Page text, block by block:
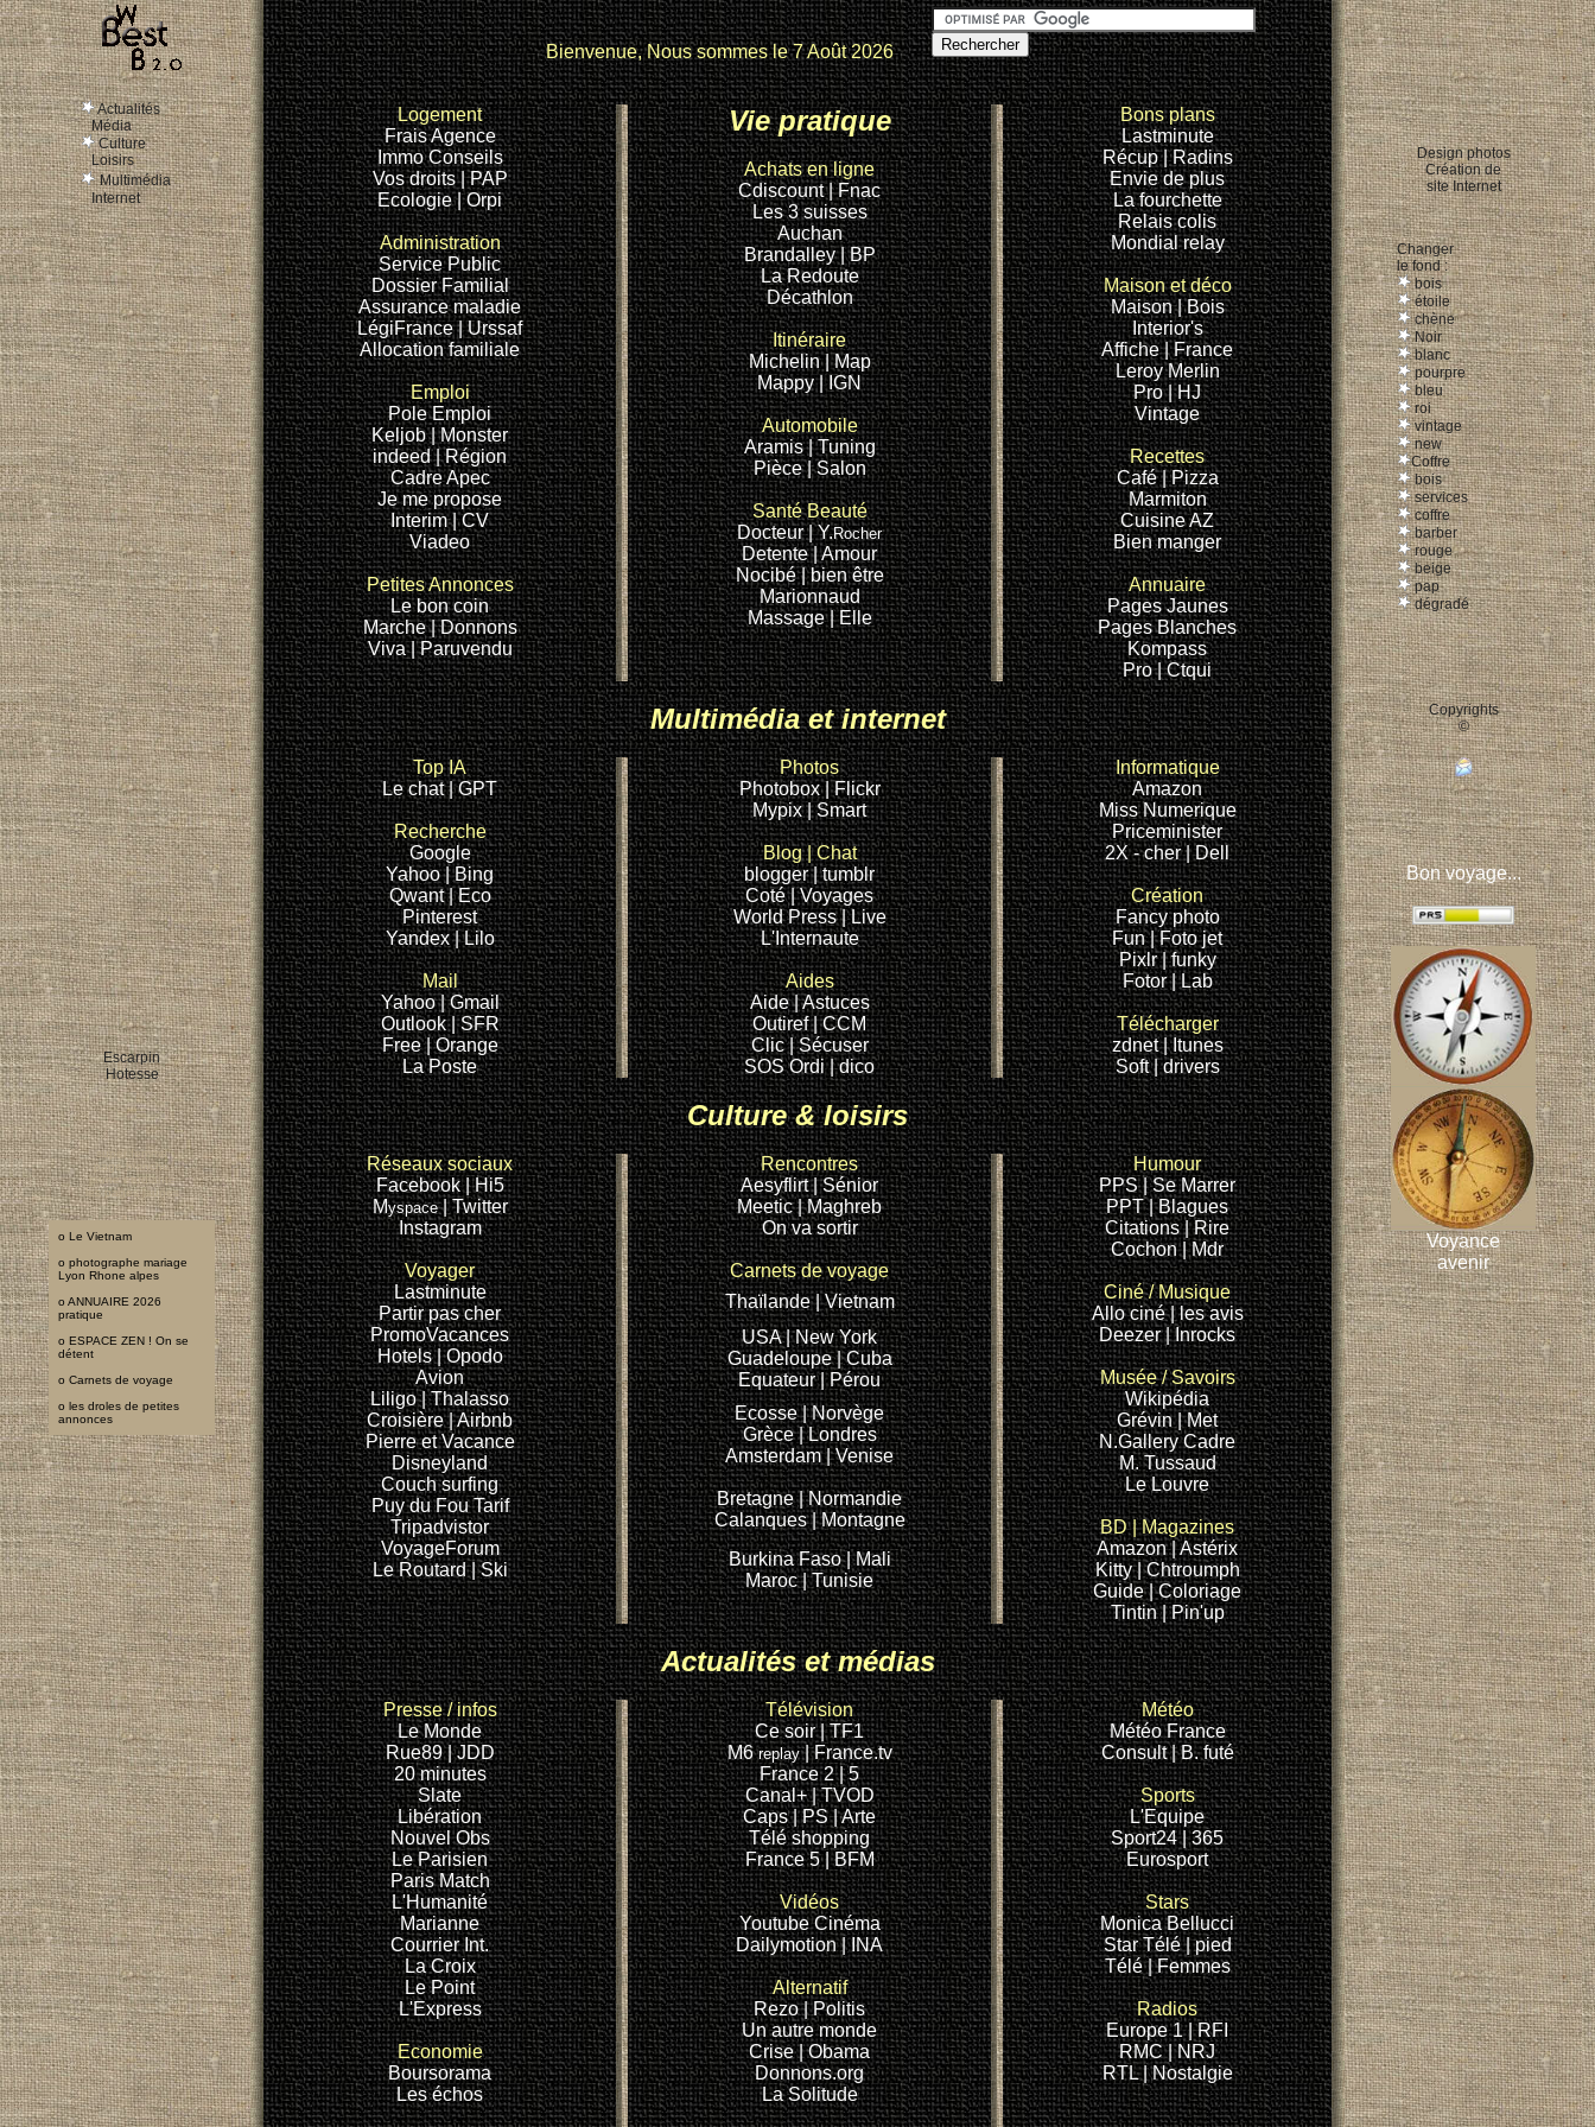
Actualités
Média
Culture
Loisirs
Multimédia
Internet
Escarpin
Hotesse
super femme
page blanche
jaune etudiante
les pages jaunes
o Le Vietnam
o photographe mariage
Lyon Rhone alpes
o ANNUAIRE 2026
pratique
o ESPACE ZEN ! On se
détent
o Carnets de voyage
o les droles de petites
annonces
Bienvenue, Nous sommes le7 Août 2026
Logement
Frais Agence
Immo Conseils
Vos droits | PAP
Ecologie| Orpi
Administration
Service Public
Dossier Familial
Assurance maladie
LégiFrance| Urssaf
Allocation familiale
Emploi
Pole Emploi
Keljob |Monster
indeed | Région
CadreApec
Je me propose
Interim | CV
Viadeo
Petites Annonces
Le bon coin
Marche |Donnons
Viva |Paruvendu
Vie pratique
Achats en ligne
Cdiscount | Fnac
Les 3 suisses
Auchan
Brandalley| BP
La Redoute
Décathlon
Itinéraire
Michelin | Map
Mappy | IGN
Automobile
Aramis | Tuning
Pièce |Salon
Santé Beauté
Docteur | Y.Rocher
Detente | Amour
Nocibé |bien être
Marionnaud
Massage| Elle
Bons plans
Lastminute
Récup | Radins
Envie de plus
La fourchette
Relais colis
Mondial relay
Maison etdéco
Maison |Bois
Interior's
Affiche| France
Leroy Merlin
Pro | HJ
Vintage
Recettes
Café | Pizza
Marmiton
Cuisine AZ
Bien manger
Annuaire
Pages Jaunes
Pages Blanches
Kompass
Pro | Ctqui
Multimédia et internet
Top IA
Le chat |GPT
Recherche
Google
Yahoo | Bing
Qwant| Eco
Pinterest
Yandex | Lilo
Mail
Yahoo | Gmail
Outlook | SFR
Free |Orange
La Poste
Photos
Photobox| Flickr
Mypix| Smart
Blog|Chat
blogger |tumblr
Coté | Voyages
World Press| Live
L'Internaute
Aides
Aide| Astuces
Outiref | CCM
Clic | Sécuser
SOS Ordi| dico
Informatique
Amazon
Miss Numerique
Priceminister
2X - cher| Dell
Création
Fancy photo
Fun |Foto jet
Pixlr |funky
Fotor |Lab
Télécharger
zdnet | Itunes
Soft | drivers
Culture & loisirs
Réseaux sociaux
Facebook | Hi5
Myspace | Twitter
Instagram
Voyager
Lastminute
Partir pas cher
PromoVacances
Hotels | Opodo
Avion
Liligo| Thalasso
Croisière | Airbnb
Pierre et Vacance
Disneyland
Couch surfing
Puy du Fou Tarif
Tripadvistor
VoyageForum
Le Routard| Ski
Rencontres
Aesyflirt | Sénior
Meetic | Maghreb
On va sortir
Carnets de voyage
Thaïlande | Vietnam
USA | New York
Guadeloupe | Cuba
Equateur| Pérou
Ecosse |Norvège
Grèce | Londres
Amsterdam | Venise
Bretagne | Normandie
Calanques | Montagne
Burkina Faso | Mali
Maroc | Tunisie
Humour
PPS |Se Marrer
PPT | Blagues
Citations | Rire
Cochon| Mdr
Ciné / Musique
Allo ciné | les avis
Deezer| Inrocks
Musée /Savoirs
Wikipédia
Grévin | Met
N.Gallery Cadre
M. Tussaud
Le Louvre
BD|Magazines
Amazon | Astérix
Kitty | Chtroumph
Guide |Coloriage
Tintin | Pin'up
Actualités et médias
Presse / infos
Le Monde
Rue89| JDD
20 minutes
Slate
Libération
Nouvel Obs
Le Parisien
Paris Match
L'Humanité
Marianne
Courrier Int.
La Croix
Le Point
L'Express
Economie
Boursorama
Les échos
Télévision
Ce soir | TF1
M6replay|France.tv
France 2 | 5
Canal+| TVOD
Caps| PS | Arte
Télé shopping
France 5 | BFM
Vidéos
YoutubeCinéma
Dailymotion | INA
Alternatif
Rezo | Politis
Un autre monde
Crise| Obama
Donnons.org
La Solitude
Météo
Météo France
Consult| B. futé
Sports
L'Equipe
Sport24 | 365
Eurosport
Stars
Monica Bellucci
Star Télé | pied
Télé | Femmes
Radios
Europe 1| RFI
RMC| NRJ
RTL |Nostalgie
Design photos
Création de
site Internet
Changer
le fond :
bois
étoile
chène
Noir
blanc
pourpre
bleu
roi
vintage
new
Coffre
bois
services
coffre
barber
rouge
beige
pap
dégradé
Copyrights
©
Bon voyage...
Voyance
avenir